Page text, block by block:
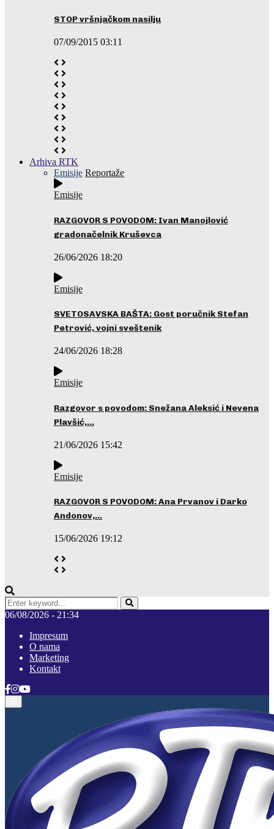
STOP vršnjačkom nasilju
07/09/2015 03:11
Arhiva RTK
Emisije Reportaže
Emisije
RAZGOVOR S POVODOM: Ivan Manojlović
gradonačelnik Kruševca
26/06/2026 18:20
Emisije
SVETOSAVSKA BAŠTA: Gost poručnik Stefan
Petrović, vojni sveštenik
24/06/2026 18:28
Emisije
Razgovor s povodom: Snežana Aleksić i Nevena
Plavšić,…
21/06/2026 15:42
Emisije
RAZGOVOR S POVODOM: Ana Prvanov i Darko
Andonov,…
15/06/2026 19:12
Search
for:
Pretraga
06/08/2026 - 21:34
Impresum
O nama
Marketing
Kontakt
Facebook
Instagram
Youtube
Menu